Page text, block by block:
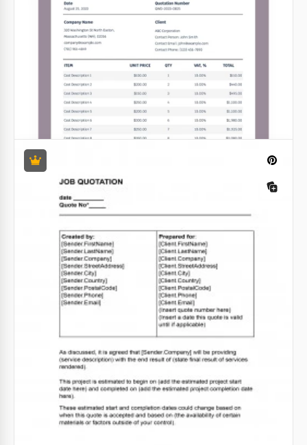
Cotação de Negócios Modesta
Apresentar suas cotações de negócios de maneira